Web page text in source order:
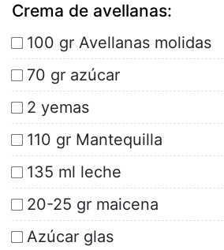
Crema de avellanas:
100 gr Avellanas molidas
70 gr azúcar
2 yemas
110 gr Mantequilla
135 ml leche
20-25 gr maicena
Azúcar glas